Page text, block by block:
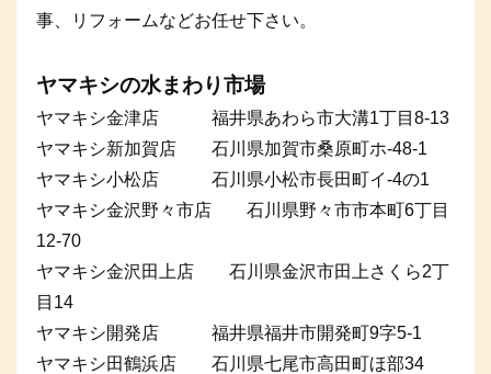
事、リフォームなどお任せ下さい。
ヤマキシの水まわり市場
ヤマキシ金津店 福井県あわら市大溝1丁目8-13
ヤマキシ新加賀店 石川県加賀市桑原町ホ-48-1
ヤマキシ小松店 石川県小松市長田町イ-4の1
ヤマキシ金沢野々市店 石川県野々市市本町6丁目
12-70
ヤマキシ金沢田上店 石川県金沢市田上さくら2丁
目14
ヤマキシ開発店 福井県福井市開発町9字5-1
ヤマキシ田鶴浜店 石川県七尾市高田町ほ部34